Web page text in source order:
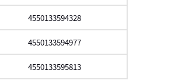
4550133594328
4550133594977
4550133595813